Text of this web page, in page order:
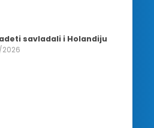
savladali i Holandiju